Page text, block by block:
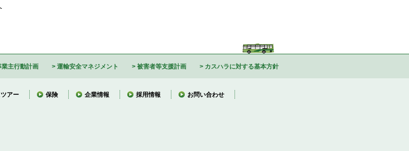
業主行動計画 運輸安全マネジメント 被害者等支援計画 カスハラに対する基本方針
アー 保険 企業情報 採用情報 お問い合わせ